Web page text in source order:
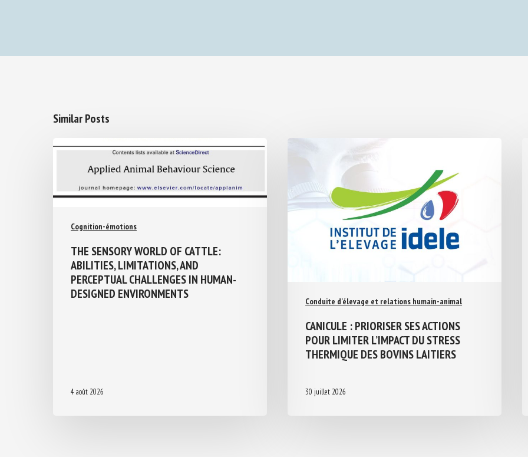
Similar Posts
Cognition-émotions
THE SENSORY WORLD OF CATTLE:
ABILITIES, LIMITATIONS, AND
PERCEPTUAL CHALLENGES IN HUMAN-
DESIGNED ENVIRONMENTS
4 août 2026
Conduite d'élevage et relations humain-animal
CANICULE : PRIORISER SES ACTIONS
POUR LIMITER L’IMPACT DU STRESS
THERMIQUE DES BOVINS LAITIERS
30 juillet 2026